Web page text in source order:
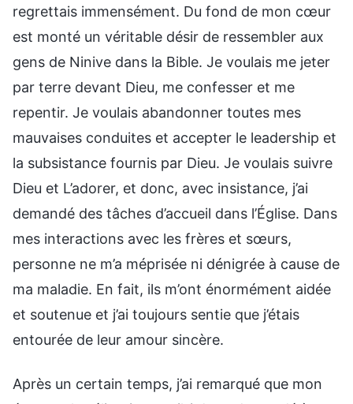
regrettais immensément. Du fond de mon cœur
est monté un véritable désir de ressembler aux
gens de Ninive dans la Bible. Je voulais me jeter
par terre devant Dieu, me confesser et me
repentir. Je voulais abandonner toutes mes
mauvaises conduites et accepter le leadership et
la subsistance fournis par Dieu. Je voulais suivre
Dieu et L’adorer, et donc, avec insistance, j’ai
demandé des tâches d’accueil dans l’Église. Dans
mes interactions avec les frères et sœurs,
personne ne m’a méprisée ni dénigrée à cause de
ma maladie. En fait, ils m’ont énormément aidée
et soutenue et j’ai toujours sentie que j’étais
entourée de leur amour sincère.
Après un certain temps, j’ai remarqué que mon